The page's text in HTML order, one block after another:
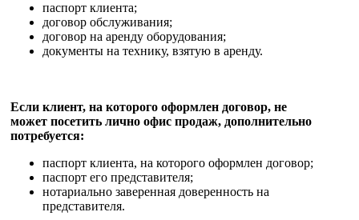
паспорт клиента;
договор обслуживания;
договор на аренду оборудования;
документы на технику, взятую в аренду.
Если клиент, на которого оформлен договор, не
может посетить лично офис продаж, дополнительно
потребуется:
паспорт клиента, на которого оформлен договор;
паспорт его представителя;
нотариально заверенная доверенность на
представителя.